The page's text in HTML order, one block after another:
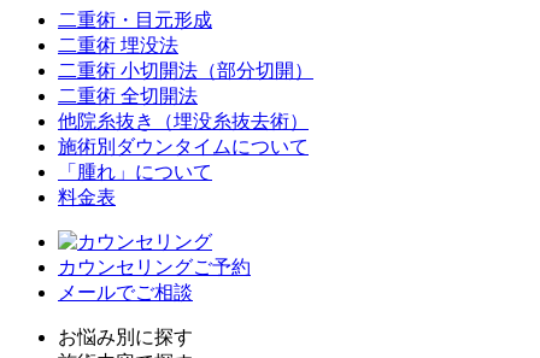
二重術・目元形成
二重術 埋没法
二重術 小切開法（部分切開）
二重術 全切開法
他院糸抜き（埋没糸抜去術）
施術別ダウンタイムについて
「腫れ」について
料金表
カウンセリングご予約
メールでご相談
お悩み別に探す